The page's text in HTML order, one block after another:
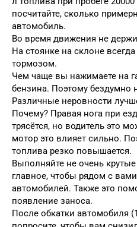
посчитайте, сколько
автомобиль.
Во время движения не
На стоянке на склоне
тормозом.
Чем чаще вы нажимаете на
бензина. Поэтому бездумно
Различные неровности
Почему? Правая нога при
трясётся, но водитель это
мотор это влияет сильно.
топлива резко повышается.
Выполняйте не очень
главное, чтобы рядом с
автомобилей. Также это
появление заноса.
После обкатки автомобиля